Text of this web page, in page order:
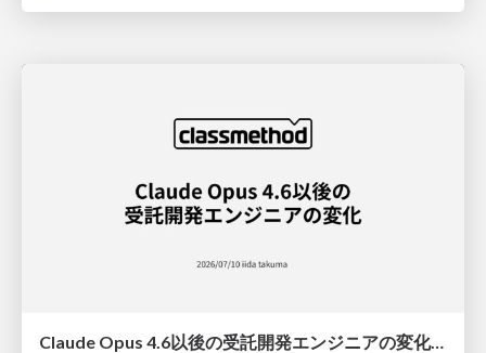
Claude Opus 4.6以後の受託開発エンジニアの変化(Claude Code開発ノウハウ大公開スペシャルbyクラスメソッド)